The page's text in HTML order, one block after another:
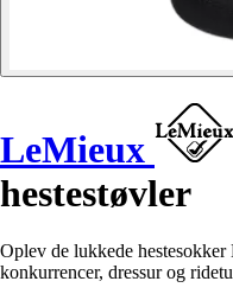
LeMieux
hestestøvler
Oplev de lukkede
konkurrencer, dressur og